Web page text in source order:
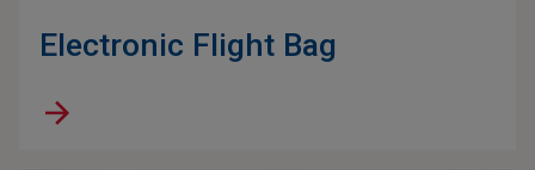
Electronic Flight Bag